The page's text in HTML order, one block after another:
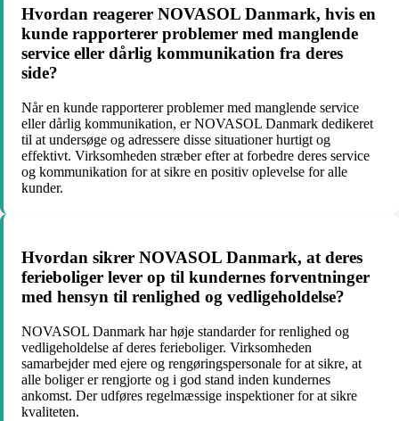
Hvordan reagerer NOVASOL Danmark, hvis en
kunde rapporterer problemer med manglende
service eller dårlig kommunikation fra deres
side?
Når en kunde rapporterer problemer med manglende service
eller dårlig kommunikation, er NOVASOL Danmark dedikeret
til at undersøge og adressere disse situationer hurtigt og
effektivt. Virksomheden stræber efter at forbedre deres service
og kommunikation for at sikre en positiv oplevelse for alle
kunder.
Hvordan sikrer NOVASOL Danmark, at deres
ferieboliger lever op til kundernes forventninger
med hensyn til renlighed og vedligeholdelse?
NOVASOL Danmark har høje standarder for renlighed og
vedligeholdelse af deres ferieboliger. Virksomheden
samarbejder med ejere og rengøringspersonale for at sikre, at
alle boliger er rengjorte og i god stand inden kundernes
ankomst. Der udføres regelmæssige inspektioner for at sikre
kvaliteten.